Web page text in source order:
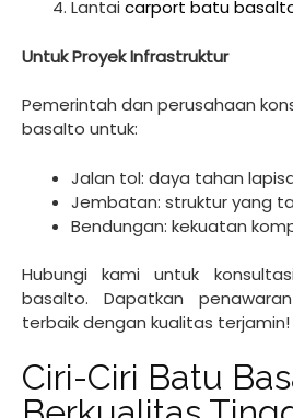
Lantai carport batu
Untuk Proyek Infrastruktur
Pemerintah dan perusahaan
basalto untuk:
Jalan tol: daya tahan
Jembatan: struktur yang
Bendungan: kekuatan
Hubungi kami untuk
basalto. Dapatkan
terbaik dengan kualitas terjamin!
Ciri-Ciri Batu